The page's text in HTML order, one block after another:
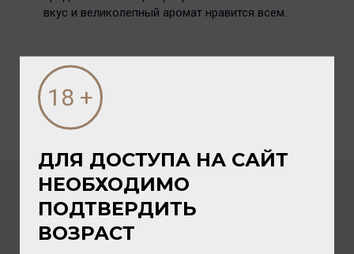
вкус и великолепный аромат нравится всем.
ПОСЛЕДНИЕ НОВОСТИ
ДЛЯ ДОСТУПА НА САЙТ
НЕОБХОДИМО
ПОДТВЕРДИТЬ
ВОЗРАСТ